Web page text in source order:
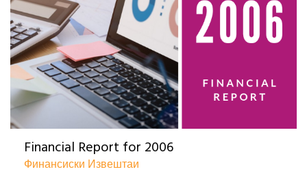
Financial Report for 2006
Финансиски Извештаи